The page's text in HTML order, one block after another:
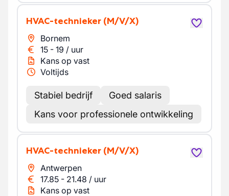
HVAC-technieker (M/V/X)
Bornem
15 - 19 / uur
Kans op vast
Voltijds
Stabiel bedrijf
Goed salaris
Kans voor professionele ontwikkeling
HVAC-technieker (M/V/X)
Antwerpen
17.85 - 21.48 / uur
Kans op vast